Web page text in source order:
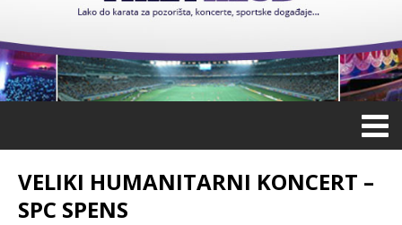
VELIKI HUMANITARNI KONCERT –
SPC SPENS